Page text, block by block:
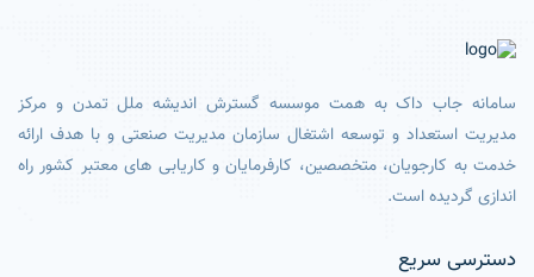
سامانه جاب داک به همت موسسه گسترش اندیشه ملل تمدن و مرکز
مدیریت استعداد و توسعه اشتغال سازمان مدیریت صنعتی و با هدف ارائه
خدمت به کارجویان، متخصصین، کارفرمایان و کاریابی های معتبر کشور راه
اندازی گردیده است.
دسترسی سریع